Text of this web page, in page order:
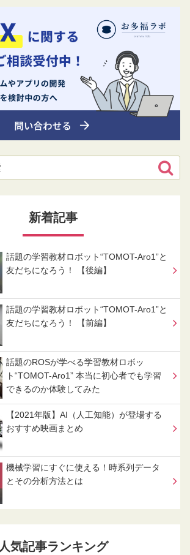
新着記事
話題の学習教材ロボット“TOMOT-Aro1”と
友だちになろう！ 【後編】
話題の学習教材ロボット“TOMOT-Aro1”と
友だちになろう！ 【前編】
話題のROSが学べる学習教材ロボッ
ト“TOMOT-Aro1” 本当に初心者でも学習
できるのか体験してみた
【2021年版】AI（人工知能）が登場する
おすすめ映画まとめ
機械学習にすぐに使える！時系列データ
とその分析方法とは
人気記事ランキング